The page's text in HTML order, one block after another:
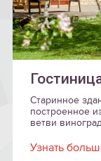
Старинное
построенное
ветви
Узнать